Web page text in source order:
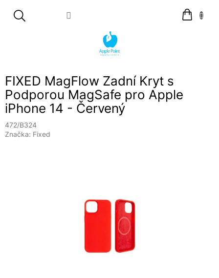
Nákupní
košík
FIXED MagFlow Zadní Kryt s
Podporou MagSafe pro Apple
iPhone 14 - Červený
472/B324
Značka: Fixed